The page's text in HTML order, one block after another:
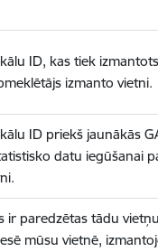
ID, kas tiek
izmanto vietni.
ID priekš jaunākās
datu iegūšanai
ir paredzētas tādu
mūsu vietnē,